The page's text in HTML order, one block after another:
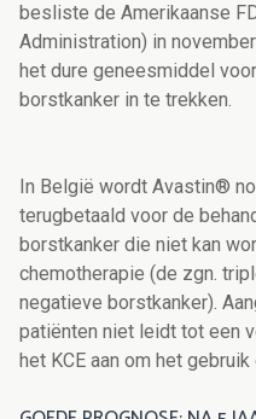
besliste de Amerikaanse
Administration) in
het dure geneesmiddel
borstkanker in te trekken.
In België wordt Avastin®
terugbetaald voor de
borstkanker die niet kan
chemotherapie (de zgn.
negatieve borstkanker).
patiënten niet leidt tot een
het KCE aan om het